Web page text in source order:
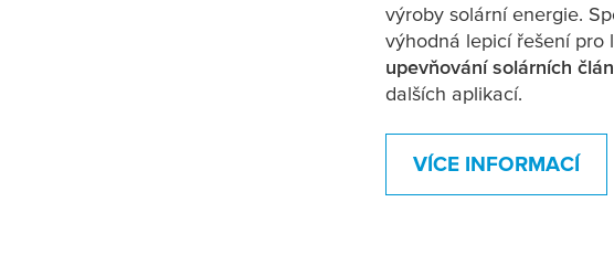
výroby solární energie.
výhodná lepicí řešení pro
upevňování solárních
dalších aplikací.
VÍCE INFORMACÍ